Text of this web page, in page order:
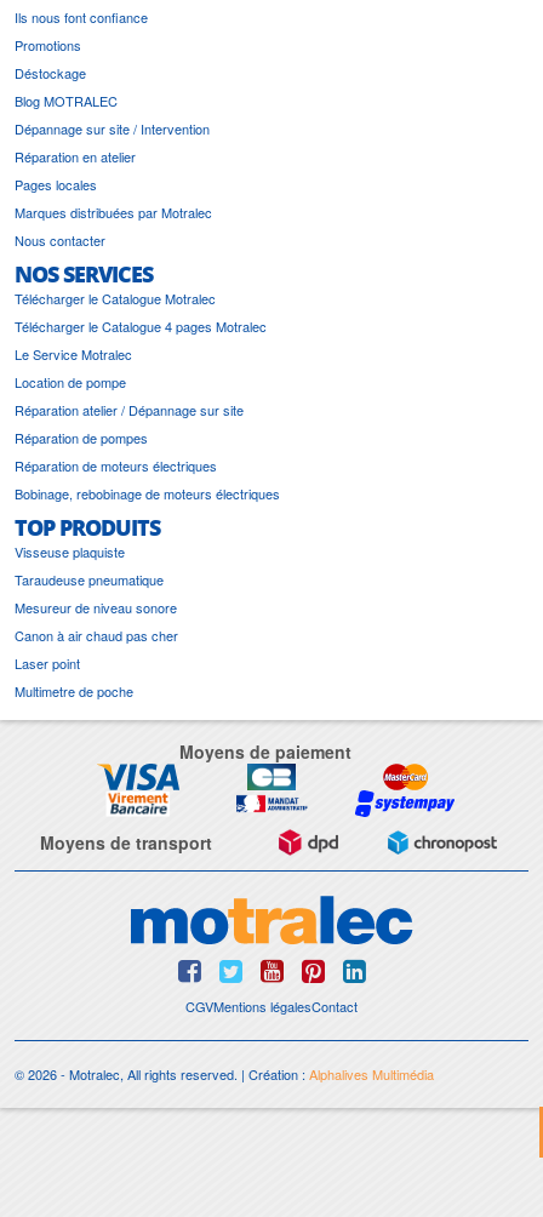
Ils nous font confiance
Promotions
Déstockage
Blog MOTRALEC
Dépannage sur site / Intervention
Réparation en atelier
Pages locales
Marques distribuées par Motralec
Nous contacter
NOS SERVICES
Télécharger le Catalogue Motralec
Télécharger le Catalogue 4 pages Motralec
Le Service Motralec
Location de pompe
Réparation atelier / Dépannage sur site
Réparation de pompes
Réparation de moteurs électriques
Bobinage, rebobinage de moteurs électriques
TOP PRODUITS
Visseuse plaquiste
Taraudeuse pneumatique
Mesureur de niveau sonore
Canon à air chaud pas cher
Laser point
Multimetre de poche
Moyens de paiement
Moyens de transport
CGVMentions légalesContact
© 2026 - Motralec, All rights reserved. | Création : Alphalives Multimédia